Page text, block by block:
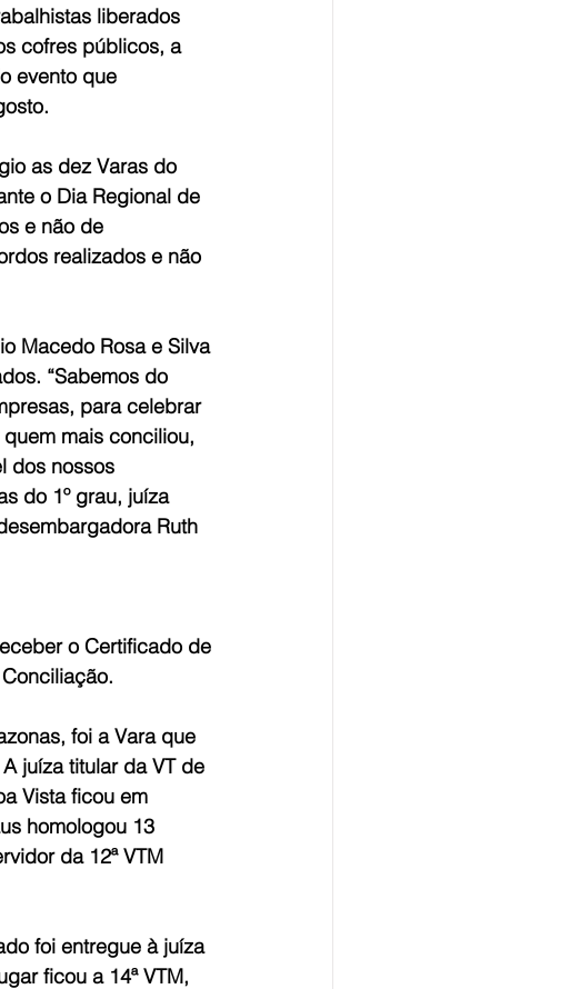
liberados
cofres públicos, a
evento que
as dez Varas do
o Dia Regional de
e não de
realizados e não
Macedo Rosa e Silva
“Sabemos do
para celebrar
mais conciliou,
dos nossos
do 1º grau, juíza
Ruth
o Certificado de
foi a Vara que
juíza titular da VT de
Vista ficou em
homologou 13
da 12ª VTM
foi entregue à juíza
ficou a 14ª VTM,